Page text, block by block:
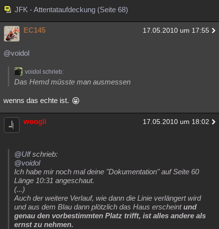
JFK - Attentataufdeckung (Seite 68)
EC145 17.05.2010 um 17:55
@voidol
voidol schrieb:
Das Hemd müsste man ausmessen
wenns das echte ist.
woogli 17.05.2010 um 18:02
@Ulfschrieb:
@voidol
Ich habe mir noch mal deine "Dokumentation" auf Seite 60
Länge 10:31 angeschaut.
(...)
Auch der weitere Verlauf, wie dann die Linie verlängert wird
und aus dem Blau dann plötzlich das Haus erscheintund
genau den vorbestimmten Platz trifft, ist alles andere als
ernst zu nehmen.